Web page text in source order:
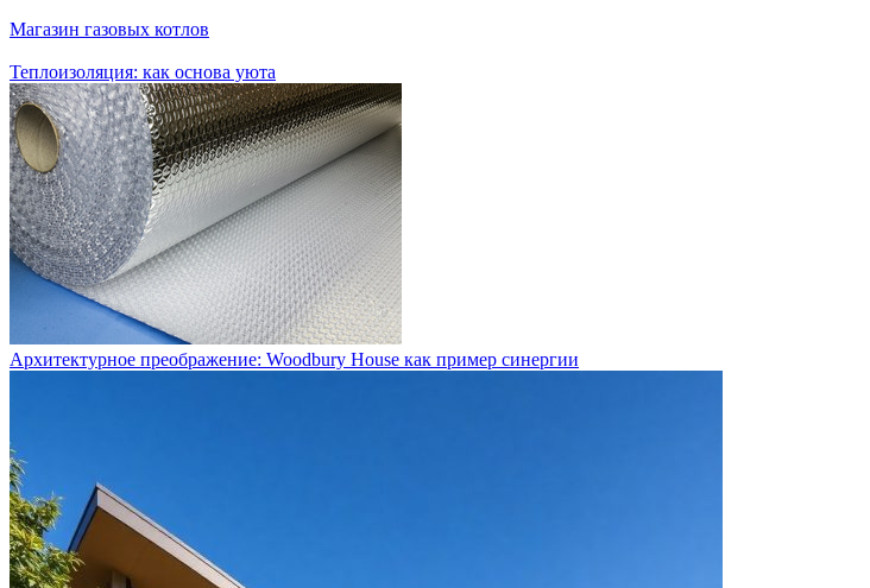
Mагазин газовых котлов
Теплоизоляция: как основа уюта
Архитектурное преображение: Woodbury House как пример синергии